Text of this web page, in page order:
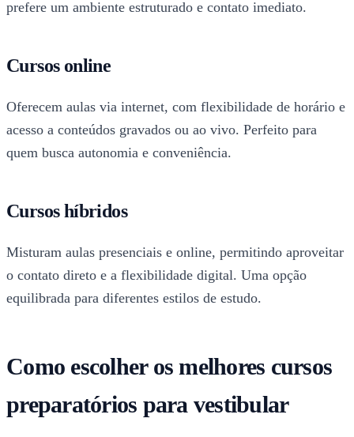
prefere um ambiente estruturado e contato imediato.
Cursos online
Oferecem aulas via internet, com flexibilidade de horário e
acesso a conteúdos gravados ou ao vivo. Perfeito para
quem busca autonomia e conveniência.
Cursos híbridos
Misturam aulas presenciais e online, permitindo aproveitar
o contato direto e a flexibilidade digital. Uma opção
equilibrada para diferentes estilos de estudo.
Como escolher os melhores cursos
preparatórios para vestibular